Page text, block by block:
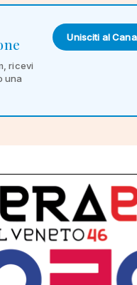
ricevi
una
Unisciti al